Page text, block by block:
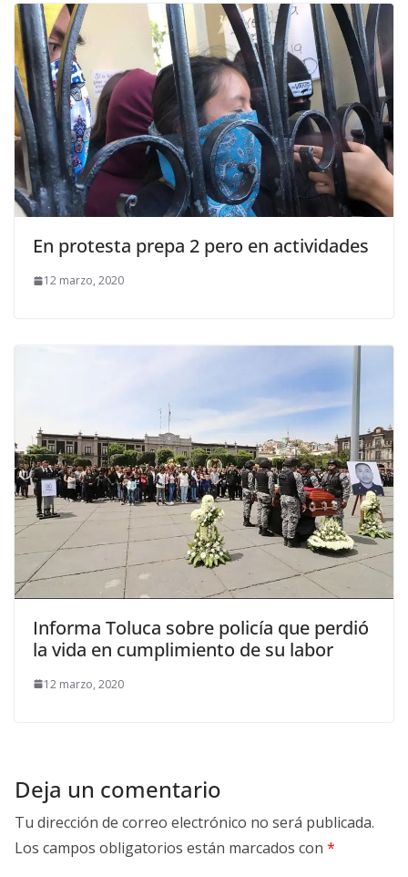
En protesta prepa 2 pero en actividades
12 marzo, 2020
Informa Toluca sobre policía que perdió
la vida en cumplimiento de su labor
12 marzo, 2020
Deja un comentario
Tu dirección de correo electrónico no será publicada.
Los campos obligatorios están marcados con *